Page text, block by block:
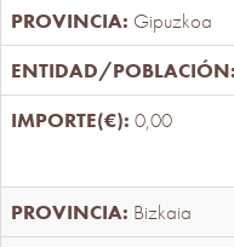
Gipuzkoa
0,00
Bizkaia